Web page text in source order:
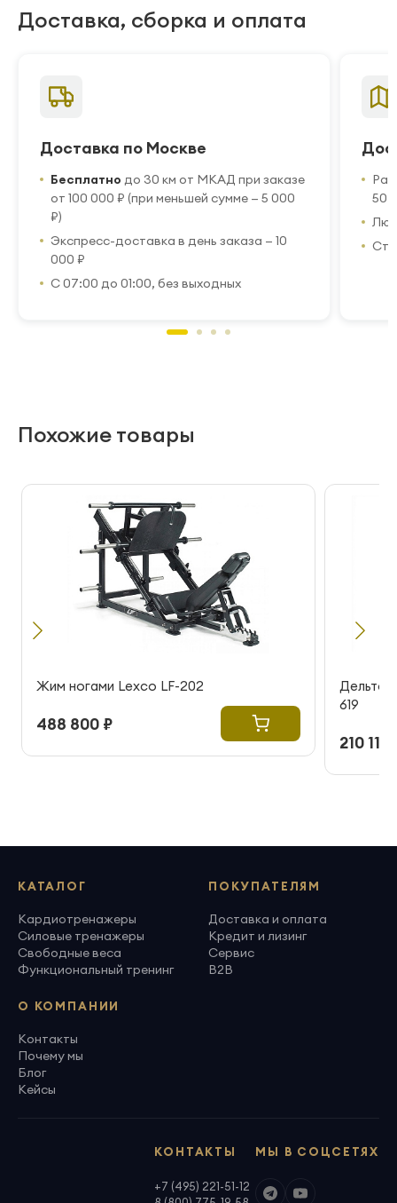
Доставка, сборка и оплата
Доставка по Москве
Бесплатно до 30 км от МКАД при заказе
от 100 000 ₽ (при меньшей сумме — 5 000
₽)
Экспресс-доставка в день заказа — 10
000 ₽
С 07:00 до 01:00, без выходных
50
Похожие товары
Жим ногами Lexco LF-202
488 800 ₽
619
210 115
КАТАЛОГ
Кардиотренажеры
Силовые тренажеры
Свободные веса
Функциональный тренинг
ПОКУПАТЕЛЯМ
Доставка и оплата
Кредит и лизинг
Сервис
B2B
О КОМПАНИИ
Контакты
Почему мы
Блог
Кейсы
МЫ В СОЦСЕТЯХ
КОНТАКТЫ
+7 (495) 221-51-12